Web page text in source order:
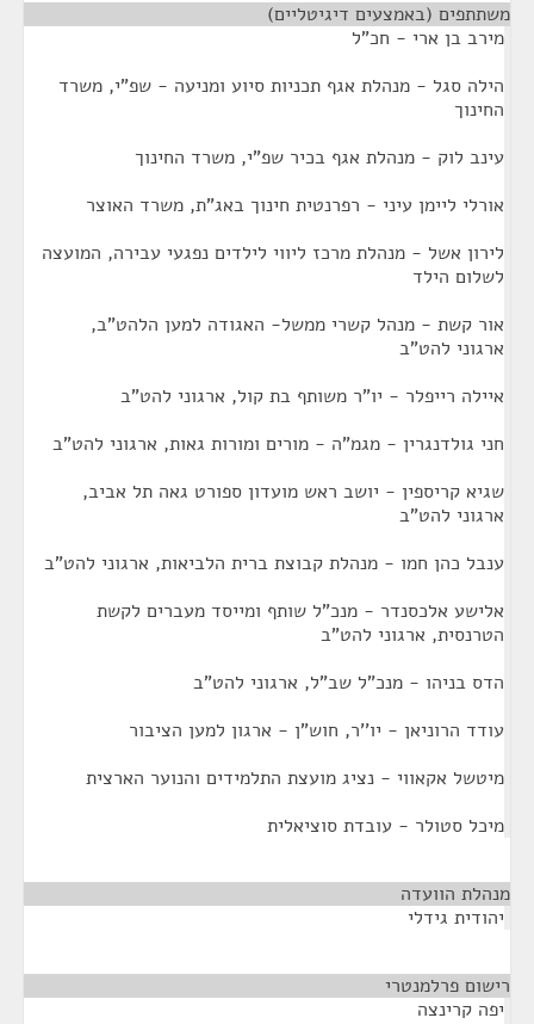
משתתפים (באמצעים דיגיטליים)
מירב בן ארי - חכ"ל
הילה סגל - מנהלת אגף תכניות סיוע ומניעה - שפ"י, משרד
החינוך
עינב לוק - מנהלת אגף בכיר שפ"י, משרד החינוך
אורלי ליימן עיני - רפרנטית חינוך באג"ת, משרד האוצר
לירון אשל - מנהלת מרכז ליווי לילדים נפגעי עבירה, המועצה
לשלום הילד
אור קשת - מנהל קשרי ממשל- האגודה למען הלהט"ב,
ארגוני להט"ב
איילה רייפלר - יו"ר משותף בת קול, ארגוני להט"ב
חני גולדנגרין - מגמ"ה - מורים ומורות גאות, ארגוני להט"ב
שגיא קריספין - יושב ראש מועדון ספורט גאה תל אביב,
ארגוני להט"ב
ענבל כהן חמו - מנהלת קבוצת ברית הלביאות, ארגוני להט"ב
אלישע אלכסנדר - מנכ"ל שותף ומייסד מעברים לקשת
הטרנסית, ארגוני להט"ב
הדס בניהו - מנכ"ל שב"ל, ארגוני להט"ב
עודד הרוניאן - יו''ר, חוש"ן - ארגון למען הציבור
מיטשל אקאווי - נציג מועצת התלמידים והנוער הארצית
מיכל סטולר - עובדת סוציאלית
מנהלת הוועדה
יהודית גידלי
רישום פרלמנטרי
יפה קרינצה